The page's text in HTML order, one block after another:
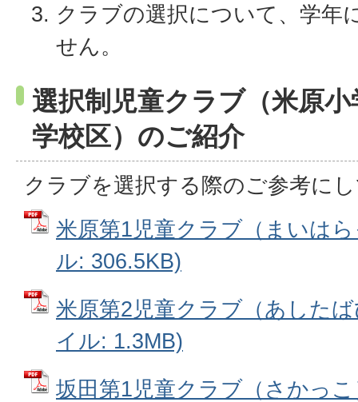
クラブの選択について、学年
せん。
選択制児童クラブ（米原
学校区）のご紹介
クラブを選択する際のご参考に
米原第1児童クラブ（まいは
ル: 306.5KB)
米原第2児童クラブ（あした
イル: 1.3MB)
坂田第1児童クラブ（さかっ